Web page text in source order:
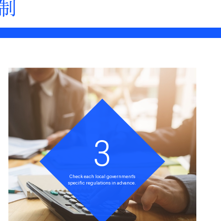
3
Check each local government's
specific regulations in advance.